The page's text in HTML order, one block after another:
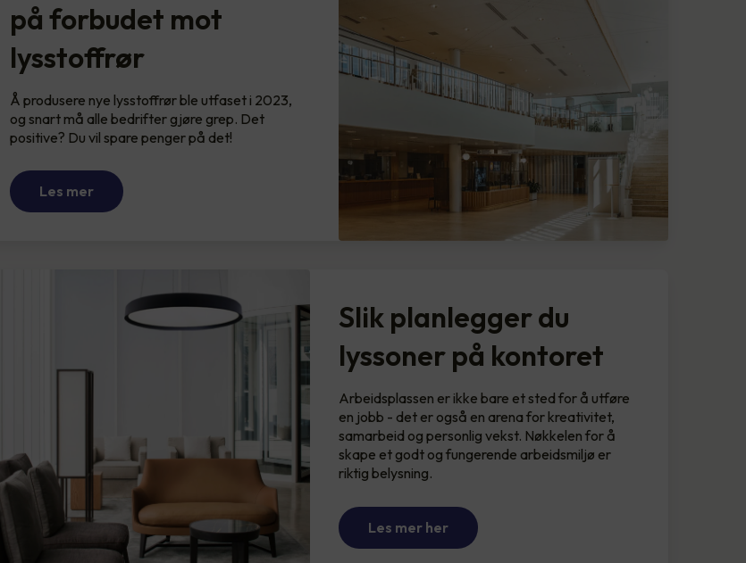
på forbudet mot
lysstoffrør
Å produsere nye lysstoffrør ble utfaset i 2023,
og snart må alle bedrifter gjøre grep. Det
positive? Du vil spare penger på det!
Les mer
Slik planlegger du
lyssoner på kontoret
Arbeidsplassen er ikke bare et sted for å utføre
en jobb - det er også en arena for kreativitet,
samarbeid og personlig vekst. Nøkkelen for å
skape et godt og fungerende arbeidsmiljø er
riktig belysning.
Les mer her